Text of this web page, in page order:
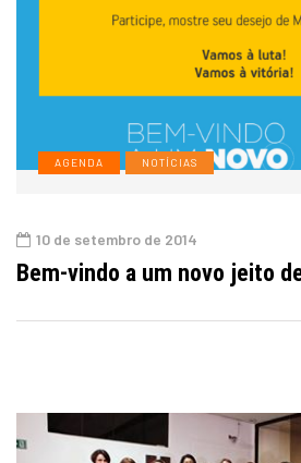
AGENDA NOTÍCIAS
10 de setembro de 2014
Bem-vindo a um novo jeito